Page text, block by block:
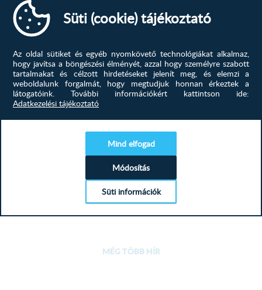
tervezés, új, ötletek,
TOVÁBB
TAVASZI SZÍNEK A KON...
konyhabútor, tavasz, újdonság,
könnyed elegancia,...
Színek, amik élettel töltik meg az
otthonod! A tavasz az megújulás
ideje, miért ne kezdenéd ezt az
otthonod szívével, a konyhával?
megválasztott új szín, hogy
teljesen...
MÉG TÖBB HÍR
Süti (cookie) tájékoztató
Az oldal sütiket és egyéb nyomkövető technológiákat alkalmaz,
hogy javítsa a böngészési élményét, azzal hogy személyre szabott
tartalmakat és célzott hirdetéseket jelenít meg, és elemzi a
weboldalunk forgalmát, hogy megtudjuk honnan érkeztek a
látogatóink.
További információkért kattintson ide:
Adatkezelési tájékoztató
Mind elfogad
Módosítás
Süti információk